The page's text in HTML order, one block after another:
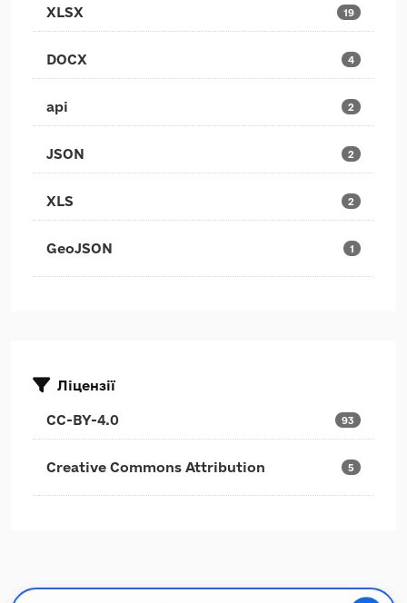
XLSX 19
DOCX 4
api 2
JSON 2
XLS 2
GeoJSON 1
Ліцензії
CC-BY-4.0 93
Creative Commons Attribution 5